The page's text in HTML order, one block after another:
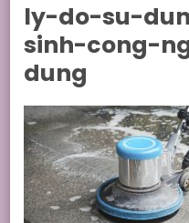
ly-do-su-
sinh-cong-
dung